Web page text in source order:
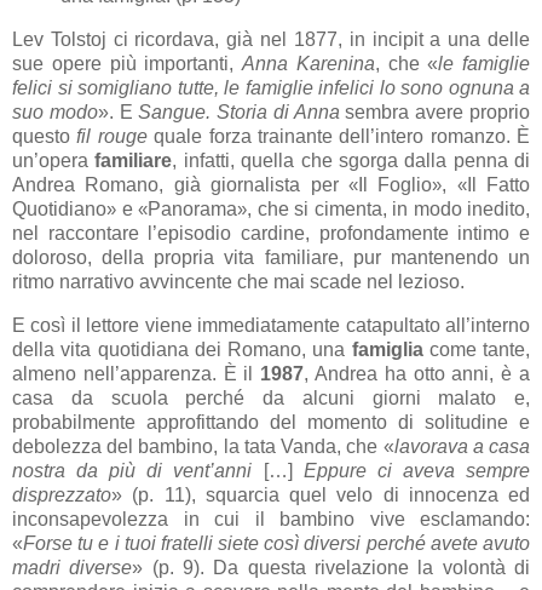
Lev Tolstoj ci ricordava, già nel 1877, in incipit a una delle
sue opere più importanti, Anna Karenina, che «le famiglie
felici si somigliano tutte, le famiglie infelici lo sono ognuna a
suo modo». ESangue. Storia di Anna sembra avere proprio
questofil rougequale forza trainante dell’intero romanzo. È
un’operafamiliare, infatti, quella che sgorga dalla penna di
Andrea Romano, già giornalista per «Il Foglio», «Il Fatto
Quotidiano» e «Panorama», che si cimenta, in modo inedito,
nel raccontare l’episodio cardine, profondamente intimo e
doloroso, della propria vita familiare, pur mantenendo un
ritmo narrativo avvincente che mai scade nel lezioso.
E così il lettore viene immediatamente catapultato all’interno
della vita quotidiana dei Romano, una famigliacome tante,
almeno nell’apparenza. È il 1987, Andrea ha otto anni, è a
casa da scuola perché da alcuni giorni malato e,
probabilmente approfittando del momento di solitudine e
debolezza del bambino, la tata Vanda, che «lavorava a casa
nostra da più di vent’anni […] Eppure ci aveva sempre
disprezzato» (p. 11), squarcia quel velo di innocenza ed
inconsapevolezza in cui il bambino vive esclamando:
«Forse tu e i tuoi fratelli siete così diversi perché avete avuto
madri diverse» (p. 9). Da questa rivelazione la volontà di